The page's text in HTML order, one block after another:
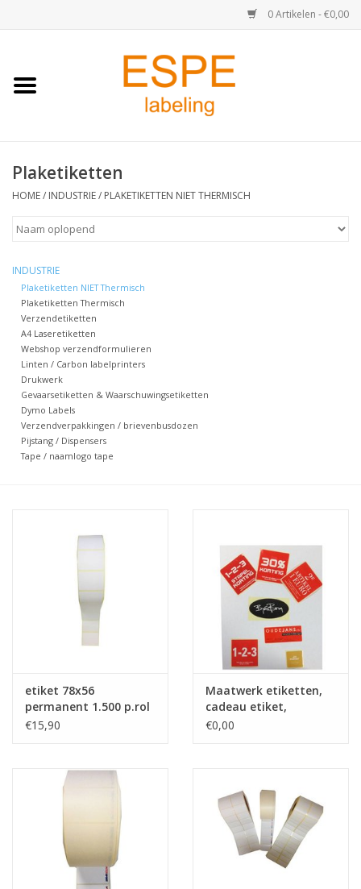
0 Artikelen - €0,00
Home
Retail
Kassa & Pinrollen
Verzend-etiketten
Merken
Plaketiketten
HOME/ INDUSTRIE/ PLAKETIKETTEN NIET THERMISCH
INDUSTRIE
Plaketiketten NIET Thermisch
Plaketiketten Thermisch
Verzendetiketten
A4 Laseretiketten
Webshop verzendformulieren
Linten / Carbon labelprinters
Drukwerk
Gevaarsetiketten & Waarschuwingsetiketten
Dymo Labels
Verzendverpakkingen / brievenbusdozen
Pijstang / Dispensers
Tape / naamlogo tape
etiket 78x56
permanent 1.500 p.rol
€15,90
Maatwerk etiketten,
cadeau etiket,
wensetiket ,
€0,00